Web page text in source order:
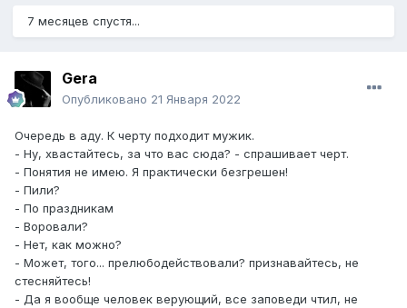
7 месяцев спустя...
Gera
Опубликовано 21 Января 2022
Очередь в аду. К черту подходит мужик.
- Ну, хвастайтесь, за что вас сюда? - спрашивает черт.
- Понятия не имею. Я практически безгрешен!
- Пили?
- По праздникам
- Воровали?
- Нет, как можно?
- Может, того... прелюбодействовали? признавайтесь, не
стесняйтесь!
- Да я вообще человек верующий, все заповеди чтил, не